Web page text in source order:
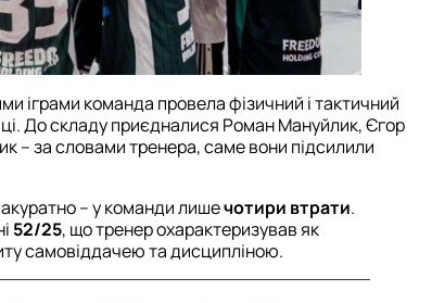
іграми команда провела фізичний і тактичний
До складу приєдналися Роман Мануйлик, Єгор
– за словами тренера, саме вони підсилили
– у команди лишечотири втрати.
52/25, що тренер охарактеризував як
самовіддачею та дисципліною.